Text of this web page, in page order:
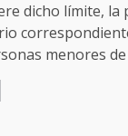
dicho límite,
menores